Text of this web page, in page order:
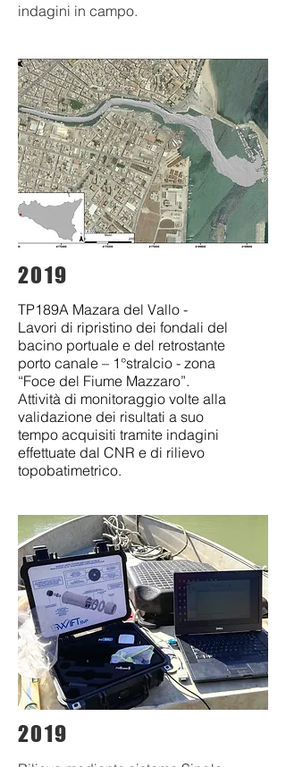
indagini in campo.
2019
TP189A Mazara del Vallo -
Lavori di ripristino dei fondali del
bacino portuale e del retrostante
porto canale – 1°stralcio - zona
“Foce del Fiume Mazzaro”.
Attività di monitoraggio volte alla
validazione dei risultati a suo
tempo acquisiti tramite indagini
effettuate dal CNR e di rilievo
topobatimetrico.
2019